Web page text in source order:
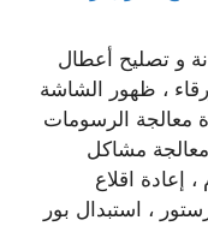
و تصليح أعطال
، ظهور الشاشة
معالجة الرسومات
مشاكل
إعادة اقلاع
، استبدال بور